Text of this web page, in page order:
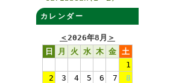
カレンダー
＜2026年8月 ＞
日
月 火 水 木 金 土
1
2
3 4 5 6 7
8